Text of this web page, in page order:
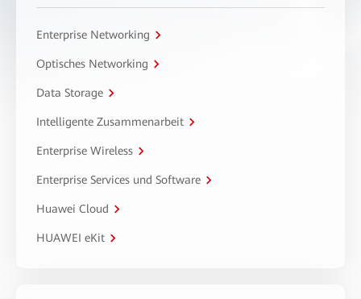
Enterprise Networking
Optisches Networking
Data Storage
Intelligente Zusammenarbeit
Enterprise Wireless
Enterprise Services und Software
Huawei Cloud
HUAWEI eKit